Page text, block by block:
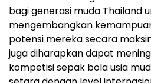
bagi generasi muda Thailand
mengembangkan
potensi mereka secara
juga diharapkan dapat
kompetisi sepak bola usia